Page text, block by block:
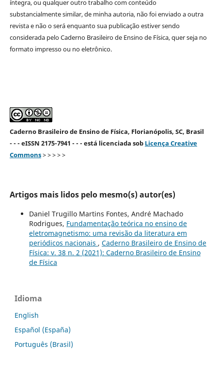
íntegra, ou qualquer outro trabalho com conteúdo
substancialmente similar, de minha autoria, não foi enviado a outra
revista e não o será enquanto sua publicação estiver sendo
considerada pelo Caderno Brasileiro de Ensino de Física, quer seja no
formato impresso ou no eletrônico.
Caderno Brasileiro de Ensino de Física, Florianópolis, SC, Brasil
- - - eISSN 2175-7941 - - - está licenciada sob Licença Creative
Commons> > > > >
Artigos mais lidos pelo mesmo(s) autor(es)
Daniel Trugillo Martins Fontes, André Machado
Rodrigues, Fundamentação teórica no ensino de
eletromagnetismo: uma revisão da literatura em
periódicos nacionais , Caderno Brasileiro de Ensino de
Física: v. 38 n. 2 (2021): Caderno Brasileiro de Ensino
de Física
Idioma
English
Español (España)
Português (Brasil)